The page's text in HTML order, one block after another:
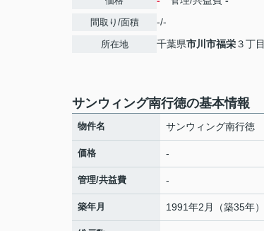
間取り/面積 -/-
所在地 千葉県市川市福栄３丁目
サンウィング南行徳の基本情報
物件名 サンウィング南行徳
価格 -
管理/共益費 -
築年月 1991年2月（築35年）